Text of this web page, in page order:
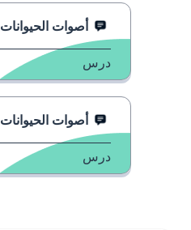
أصوات الحيوانات 3
درس
أصوات الحيوانات 2
درس